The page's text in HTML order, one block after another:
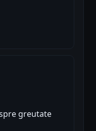
greutate